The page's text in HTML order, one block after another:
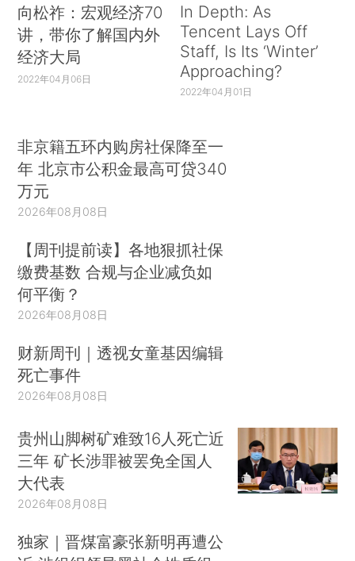
向松祚：宏观经济70
讲，带你了解国内外
经济大局
2022年04月06日
In Depth: As
Tencent Lays Off
Staff, Is Its ‘Winter’
Approaching?
2022年04月01日
非京籍五环内购房社保降至一
年 北京市公积金最高可贷340
万元
2026年08月08日
【周刊提前读】各地狠抓社保
缴费基数 合规与企业减负如
何平衡？
2026年08月08日
财新周刊｜透视女童基因编辑
死亡事件
2026年08月08日
贵州山脚树矿难致16人死亡近
三年 矿长涉罪被罢免全国人
大代表
2026年08月08日
独家｜晋煤富豪张新明再遭公